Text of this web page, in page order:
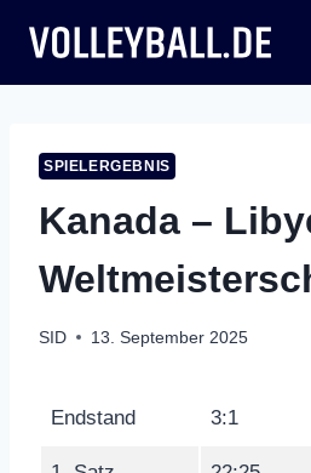
Inhalt
springen
SPIELERGEBNIS
Kanada –
SID 13. September 2025
Endstand 3:1